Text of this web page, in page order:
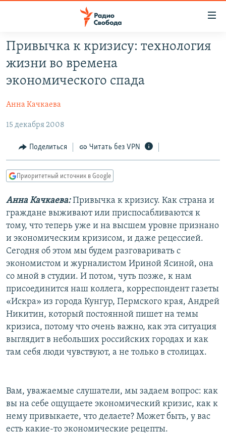
упрощенного
доступа
основному
Вернутся
главной
навигации
Вернутся
поиску
ПРОГРАММЫ
ЦИТАТЫ СВОБОДЫ
МНЕНИЯ
КУЛЬТУРА
IDEL.РЕАЛИИ
КАВКАЗ.РЕАЛИИ
СЕВЕР.РЕАЛИИ
СИБИРЬ.РЕАЛИИ
РАСПИСАНИЕ ВЕЩАНИЯ
ПОДПИШИТЕСЬ НА РАССЫЛКУ
СОЦИАЛЬНЫЕ СЕТИ
Все сайты РСЕ/РС
Привычка к кризису: технология
жизни во времена
экономического спада
Анна Качкаева
15 декабря 2008
Поделиться Читать без VPN
Приоритетный источник в Google
Анна Качкаева: Привычка к кризису. Как страна и
граждане выживают или приспосабливаются к
тому, что теперь уже и на высшем уровне признано
и экономическим кризисом, и даже рецессией.
Сегодня об этом мы будем разговаривать с
экономистом и журналистом Ириной Ясиной, она
со мной в студии. И потом, чуть позже, к нам
присоединится наш коллега, корреспондент газеты
«Искра» из города Кунгур, Пермского края, Андрей
Никитин, который постоянной пишет на темы
кризиса, потому что очень важно, как эта ситуация
выглядит в небольших российских городах и как
там себя люди чувствуют, а не только в столицах.
Вам, уважаемые слушатели, мы задаем вопрос: как
вы на себе ощущаете экономический кризис, как к
нему привыкаете, что делаете? Может быть, у вас
есть какие-то экономические рецепты.